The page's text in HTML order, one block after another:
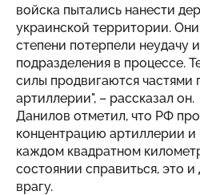
войска пытались нанести
украинской территории. Они
степени потерпели неудачу
подразделения в процессе.
силы продвигаются частями
артиллерии", – рассказал он.
Данилов отметил, что РФ
концентрацию артиллерии и
каждом квадратном
состоянии справиться, это
врагу.